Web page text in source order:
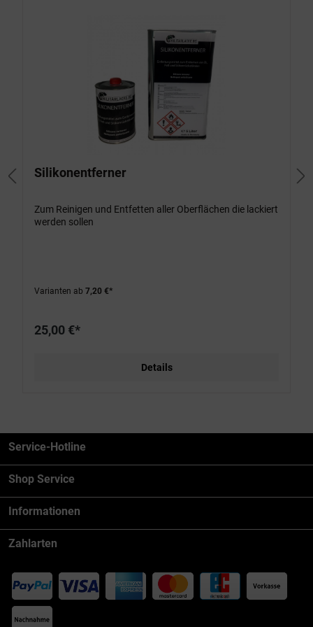
Silikonentferner
Zum Reinigen und Entfetten aller Oberflächen die lackiert
werden sollen
Varianten ab 7,20 €*
25,00 €*
Details
Service-Hotline
Shop Service
Informationen
Zahlarten